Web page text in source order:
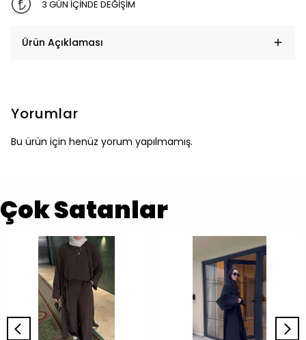
3 GÜN İÇİNDE DEĞİŞİM
Ürün Açıklaması
Yorumlar
Bu ürün için henüz yorum yapılmamış.
Çok Satanlar